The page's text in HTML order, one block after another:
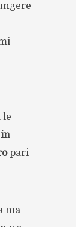
le
in
pari
ma